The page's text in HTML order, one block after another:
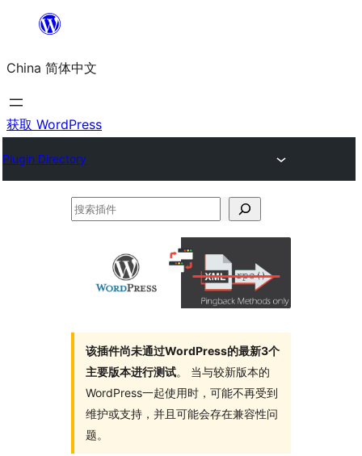
内
容
China 简体中文
获取 WordPress
Plugin Directory
搜
该插件尚未通过WordPress的最新3个
主要版本进行测试。 当与较新版本的
WordPress一起使用时，可能不再受到
维护或支持，并且可能会存在兼容性问
题。